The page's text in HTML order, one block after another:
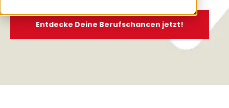
Entdecke Deine Berufschancen jetzt!